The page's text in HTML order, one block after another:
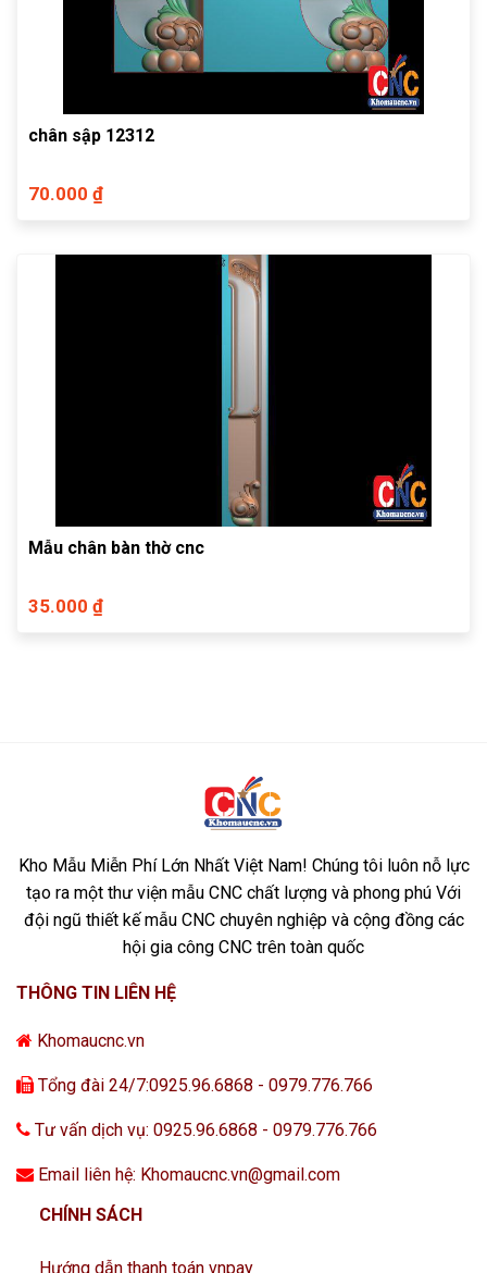
chân sập 12312
70.000 ₫
Mẫu chân bàn thờ cnc
35.000 ₫
Kho Mẫu Miễn Phí Lớn Nhất Việt Nam! Chúng tôi luôn nỗ lực
tạo ra một thư viện mẫu CNC chất lượng và phong phú Với
đội ngũ thiết kế mẫu CNC chuyên nghiệp và cộng đồng các
hội gia công CNC trên toàn quốc
THÔNG TIN LIÊN HỆ
Khomaucnc.vn
Tổng đài 24/7:0925.96.6868 - 0979.776.766
Tư vấn dịch vụ: 0925.96.6868 - 0979.776.766
Email liên hệ: Khomaucnc.vn@gmail.com
CHÍNH SÁCH
Hướng dẫn thanh toán vnpay